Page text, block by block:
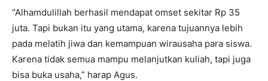
“Alhamdulillah berhasil mendapat omset sekitar Rp 35
juta. Tapi bukan itu yang utama, karena tujuannya lebih
pada melatih jiwa dan kemampuan wirausaha para siswa.
Karena tidak semua mampu melanjutkan kuliah, tapi juga
bisa buka usaha,” harap Agus.